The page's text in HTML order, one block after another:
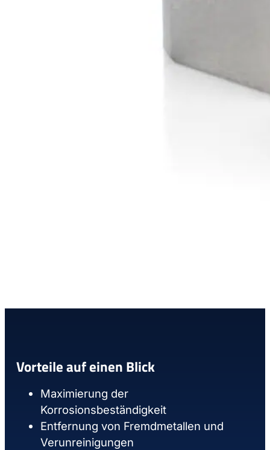
Vorteile auf einen Blick
Maximierung der
Korrosionsbeständigkeit
Entfernung von Fremdmetallen und
Verunreinigungen